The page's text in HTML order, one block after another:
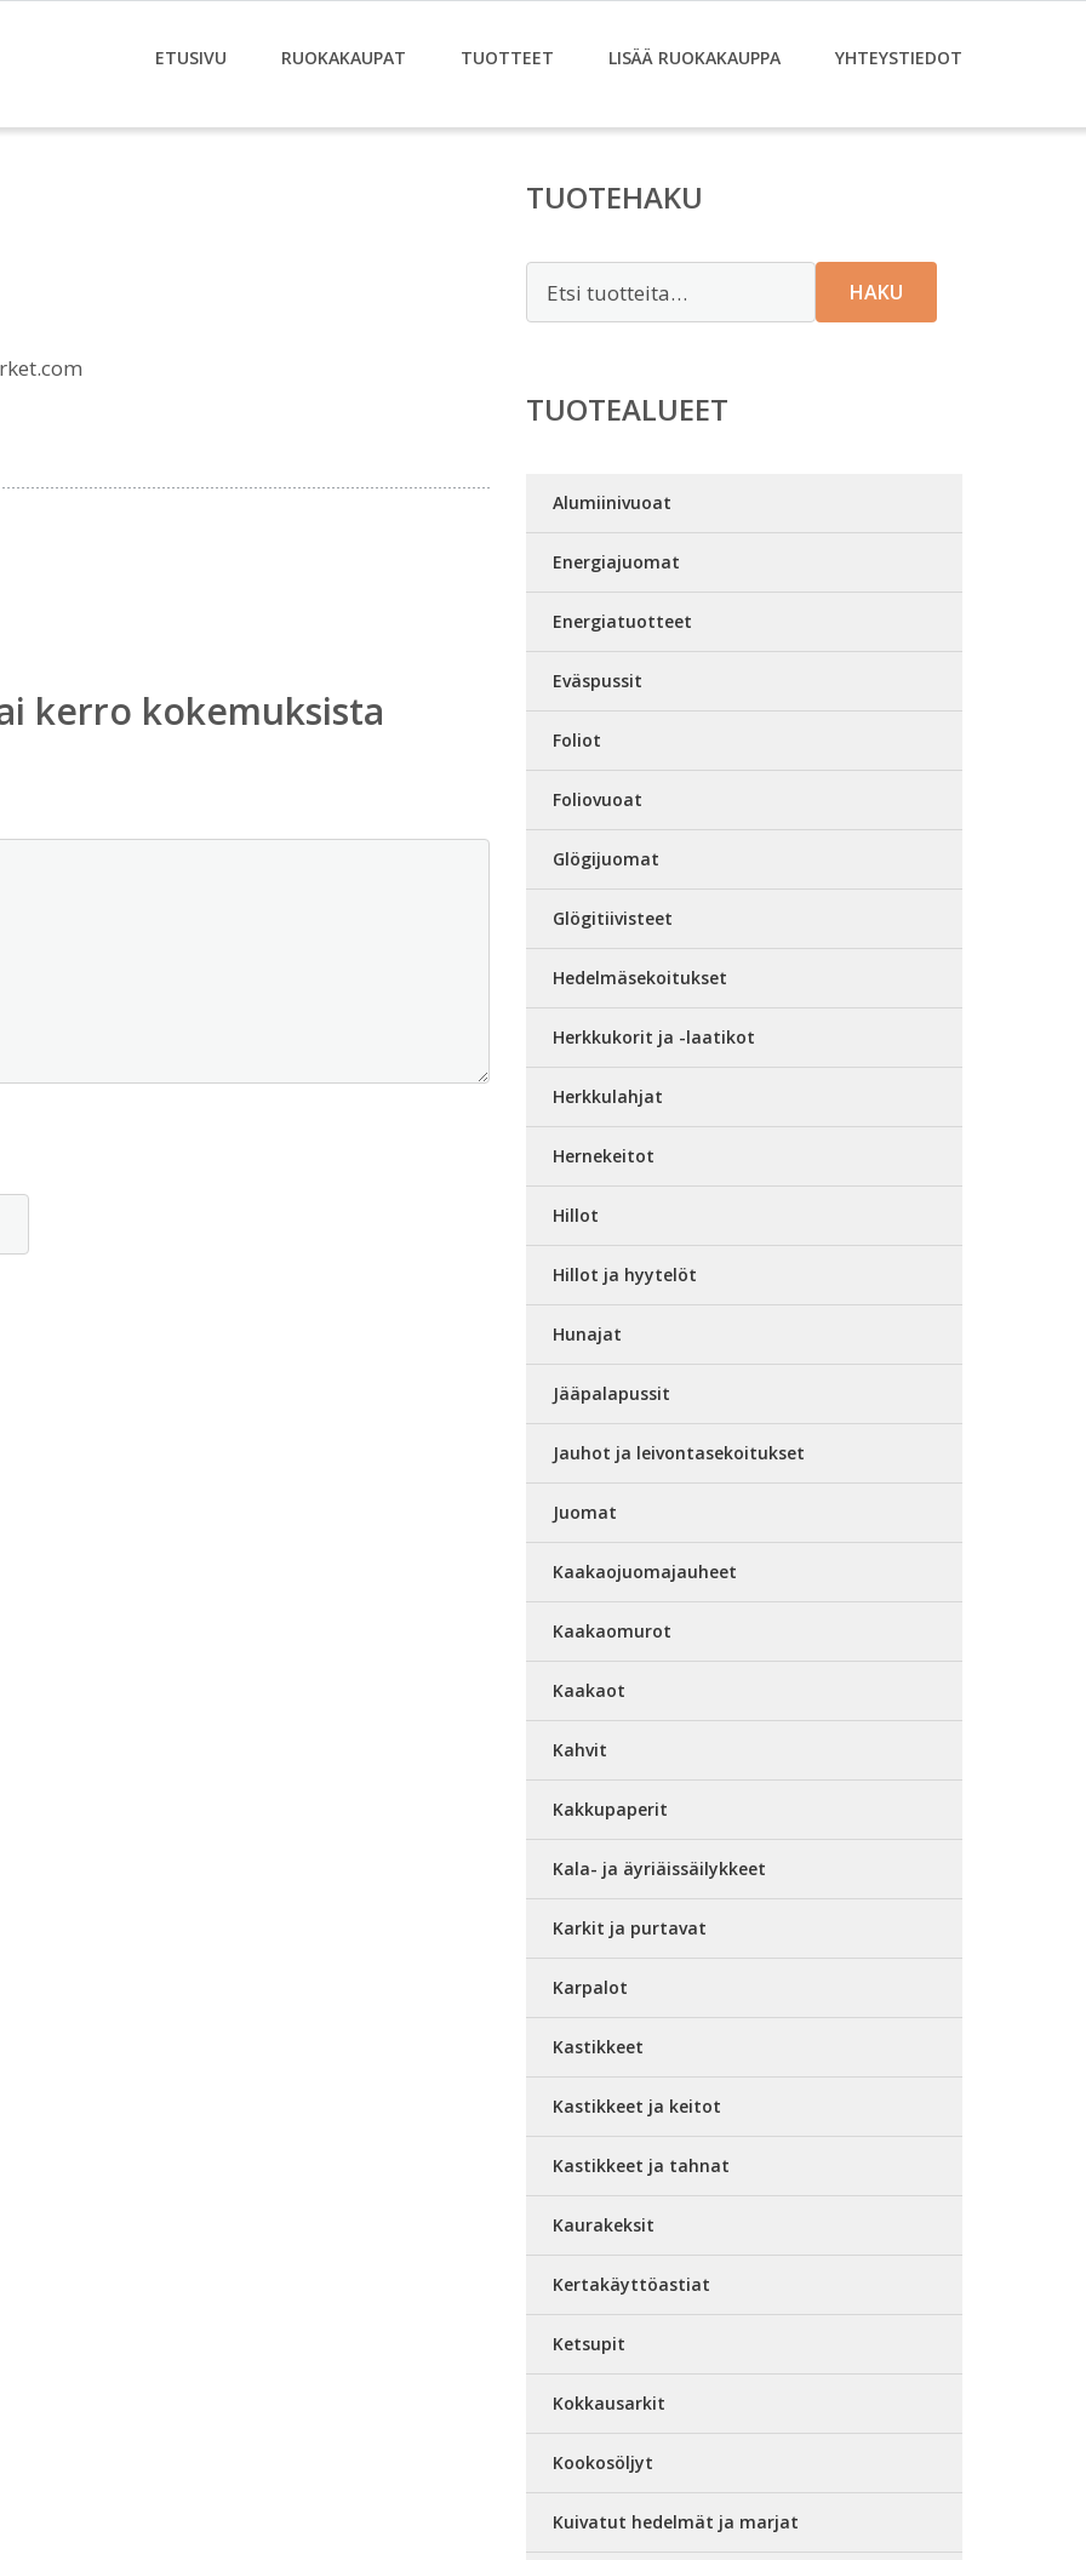
ETUSIVU RUOKAKAUPAT TUOTTEET LISÄÄ RUOKAKAUPPA YHTEYSTIEDOT
kerro kokemuksista
TUOTEHAKU
HAKU
TUOTEALUEET
Alumiinivuoat
Energiajuomat
Energiatuotteet
Eväspussit
Foliot
Foliovuoat
Glögijuomat
Glögitiivisteet
Hedelmäsekoitukset
Herkkukorit ja -laatikot
Herkkulahjat
Hernekeitot
Hillot
Hillot ja hyytelöt
Hunajat
Jääpalapussit
Jauhot ja leivontasekoitukset
Juomat
Kaakaojuomajauheet
Kaakaomurot
Kaakaot
Kahvit
Kakkupaperit
Kala- ja äyriäissäilykkeet
Karkit ja purtavat
Karpalot
Kastikkeet
Kastikkeet ja keitot
Kastikkeet ja tahnat
Kaurakeksit
Kertakäyttöastiat
Ketsupit
Kokkausarkit
Kookosöljyt
Kuivatut hedelmät ja marjat